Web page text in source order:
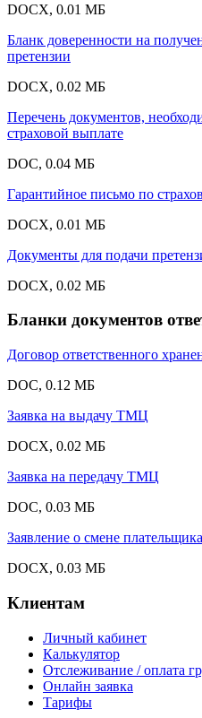
DOCX, 0.01 МБ
Бланк доверенности на
претензии
DOCX, 0.02 МБ
Перечень документов,
страховой выплате
DOC, 0.04 МБ
Гарантийное письмо по
DOCX, 0.01 МБ
Документы для подачи
DOCX, 0.02 МБ
Бланки документов
Договор ответственного
DOC, 0.12 МБ
Заявка на выдачу ТМЦ
DOCX, 0.02 МБ
Заявка на передачу ТМЦ
DOC, 0.03 МБ
Заявление о смене
DOCX, 0.03 МБ
Клиентам
Личный кабинет
Калькулятор
Отслеживание / оплата
Онлайн заявка
Тарифы